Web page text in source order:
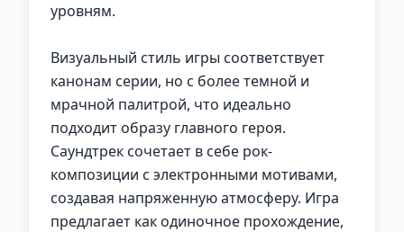
уровням.
Визуальный стиль игры соответствует
канонам серии, но с более темной и
мрачной палитрой, что идеально
подходит образу главного героя.
Саундтрек сочетает в себе рок-
композиции с электронными мотивами,
создавая напряженную атмосферу. Игра
предлагает как одиночное прохождение,